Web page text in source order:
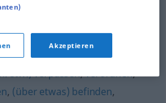
vorschreiben
etw.) verpassen,verordnen,
, (über etwas) befinden,
Akzeptieren